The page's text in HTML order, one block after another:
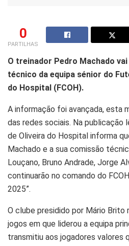
0
PARTILHAS
O treinador Pedro Machado
técnico da equipa sénior do
do Hospital (FCOH).
A informação foi avançada, esta
das redes sociais. Na publicação
de Oliveira do Hospital informa
Machado e a sua comissão
Louçano, Bruno Andrade, Jorge
continuarão no comando do
2025”.
O clube presidido por Mário Brito
jogos em que liderou a equipa
transmitiu aos jogadores valores